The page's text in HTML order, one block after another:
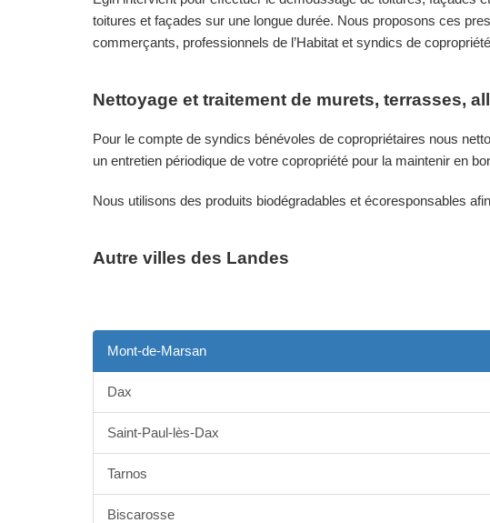
toitures et façades sur une longue durée. Nous proposons ces
commerçants, professionnels de l’Habitat et syndics de
Nettoyage et traitement de murets, terrasses,
Pour le compte de syndics bénévoles de copropriétaires nous
un entretien périodique de votre copropriété pour la maintenir en
Nous utilisons des produits biodégradables et écoresponsables
Autre villes des Landes
Mont-de-Marsan
Dax
Saint-Paul-lès-Dax
Tarnos
Biscarosse